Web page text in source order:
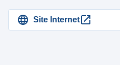
Site Internet